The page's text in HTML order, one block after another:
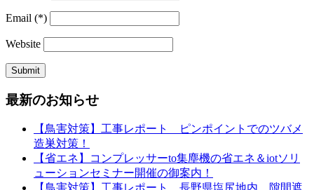
Email (*)
Website
最新のお知らせ
【鳥害対策】工事レポート ピンポイントでのツバメ
造巣対策！
【省エネ】コンプレッサーto集塵機の省エネ＆iotソリ
ューションセミナー開催の御案内！